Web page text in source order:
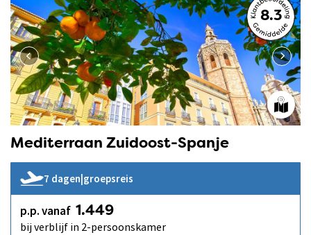
8.3
Mediterraan Zuidoost-Spanje
7 dagen|groepsreis
p.p. vanaf 1.449
bij verblijf in 2-persoonskamer